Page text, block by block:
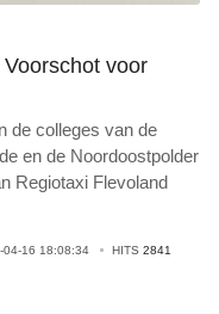
voor
de colleges van de
en de Noordoostpolder
Regiotaxi Flevoland
04-16 18:08:34 HITS 2841